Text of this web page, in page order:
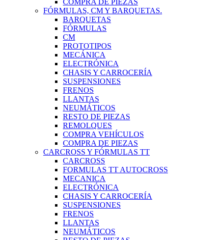
COMPRA DE PIEZAS
FÓRMULAS, CM Y BARQUETAS.
BARQUETAS
FÓRMULAS
CM
PROTOTIPOS
MECÁNICA
ELECTRÓNICA
CHASIS Y CARROCERÍA
SUSPENSIONES
FRENOS
LLANTAS
NEUMÁTICOS
RESTO DE PIEZAS
REMOLQUES
COMPRA VEHÍCULOS
COMPRA DE PIEZAS
CARCROSS Y FÓRMULAS TT
CARCROSS
FORMULAS TT AUTOCROSS
MECANICA
ELECTRÓNICA
CHASIS Y CARROCERÍA
SUSPENSIONES
FRENOS
LLANTAS
NEUMÁTICOS